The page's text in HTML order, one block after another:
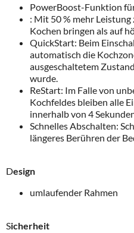
PowerBoost-Funktion
: Mit 50 % mehr Leistung
Kochen bringen als auf
QuickStart: Beim
automatisch die
ausgeschaltetem
wurde.
ReStart: Im Falle von
Kochfeldes bleiben alle
innerhalb von 4
Schnelles Abschalten:
längeres Berühren der
Design
umlaufender Rahmen
Sicherheit